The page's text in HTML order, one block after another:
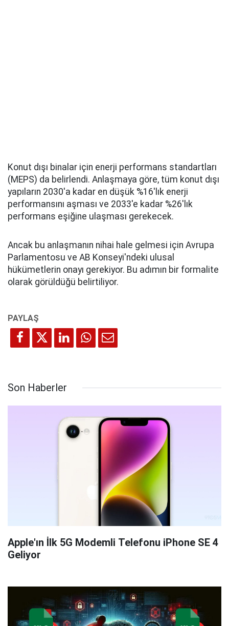
Konut dışı binalar için enerji performans standartları
(MEPS) da belirlendi. Anlaşmaya göre, tüm konut dışı
yapıların 2030'a kadar en düşük %16'lık enerji
performansını aşması ve 2033'e kadar %26'lık
performans eşiğine ulaşması gerekecek.
Ancak bu anlaşmanın nihai hale gelmesi için Avrupa
Parlamentosu ve AB Konseyi'ndeki ulusal
hükümetlerin onayı gerekiyor. Bu adımın bir formalite
olarak görüldüğü belirtiliyor.
Son Haberler
Apple'ın İlk 5G Modemli Telefonu iPhone SE 4
Geliyor